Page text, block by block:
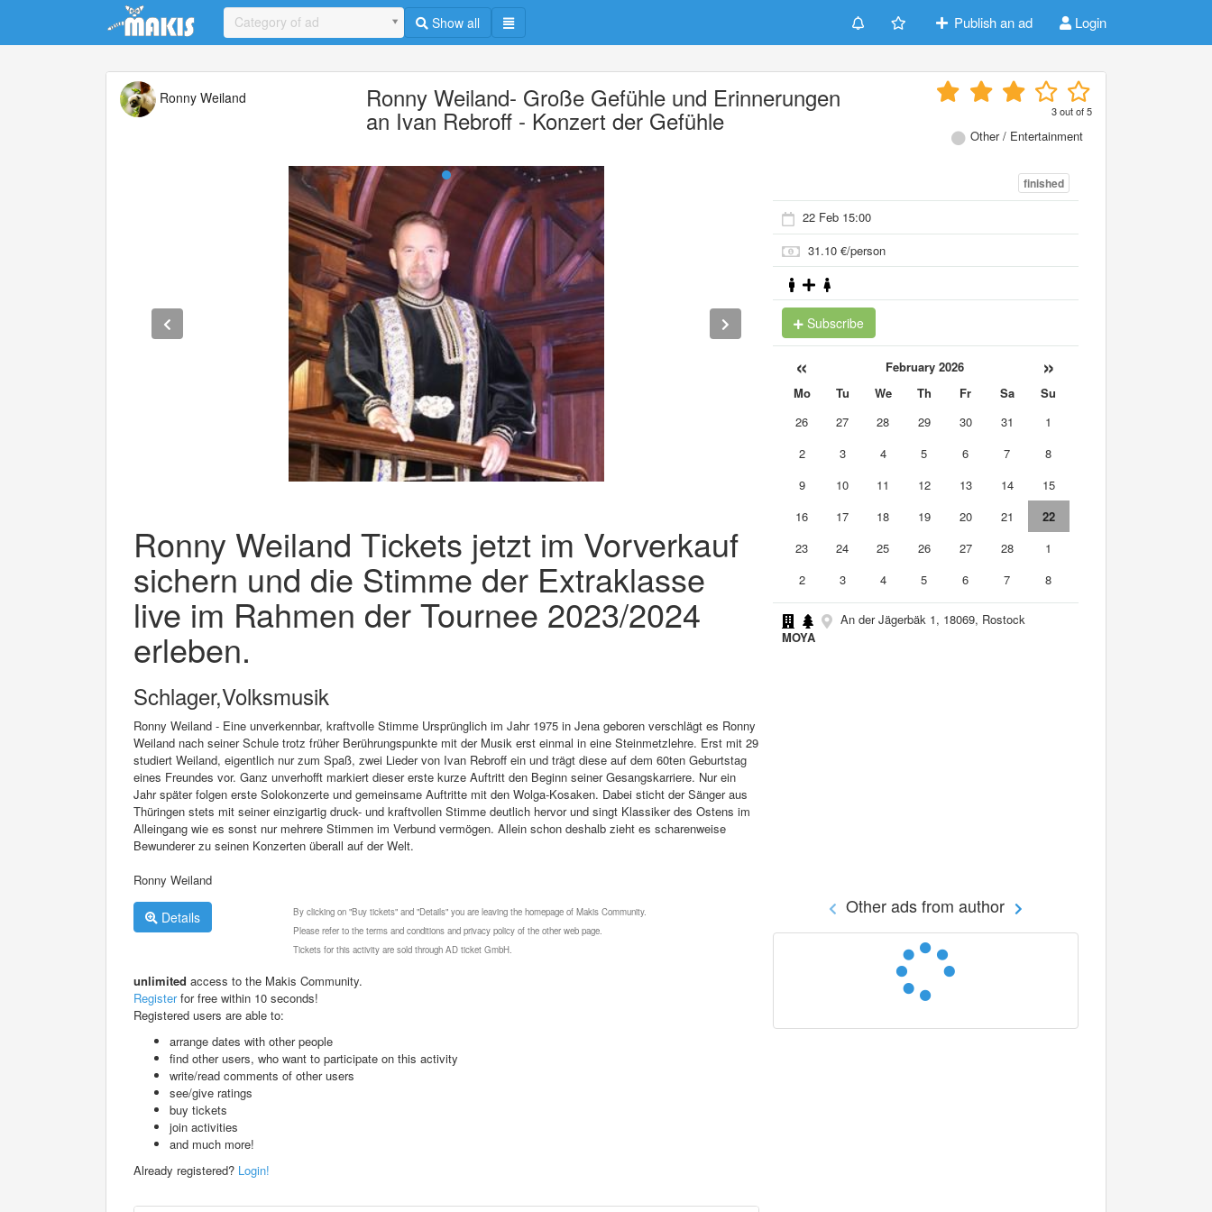
Update cookies preferences
Category of ad Show all Publish an ad Login
Ronny Weiland Ronny Weiland- Große Gefühle und Erinnerungen
an Ivan Rebroff - Konzert der Gefühle 3out of5
Other / Entertainment
Ronny Weiland Tickets jetzt im Vorverkauf
sichern und die Stimme der Extraklasse
live im Rahmen der Tournee 2023/2024
erleben.
Schlager,Volksmusik
Ronny Weiland - Eine unverkennbar, kraftvolle Stimme Ursprünglich im Jahr 1975 in Jena geboren verschlägt es Ronny
Weiland nach seiner Schule trotz früher Berührungspunkte mit der Musik erst einmal in eine Steinmetzlehre. Erst mit 29
studiert Weiland, eigentlich nur zum Spaß, zwei Lieder von Ivan Rebroff ein und trägt diese auf dem 60ten Geburtstag
eines Freundes vor. Ganz unverhofft markiert dieser erste kurze Auftritt den Beginn seiner Gesangskarriere. Nur ein
Jahr später folgen erste Solokonzerte und gemeinsame Auftritte mit den Wolga-Kosaken. Dabei sticht der Sänger aus
Thüringen stets mit seiner einzigartig druck- und kraftvollen Stimme deutlich hervor und singt Klassiker des Ostens im
Alleingang wie es sonst nur mehrere Stimmen im Verbund vermögen. Allein schon deshalb zieht es scharenweise
Bewunderer zu seinen Konzerten überall auf der Welt.
Ronny Weiland
Details
By clicking on "Buy tickets" and "Details" you are leaving the homepage of Makis Community.
Please refer to the terms and conditions and privacy policy of the other web page.
Tickets for this activity are sold through AD ticket GmbH.
unlimited access to the Makis Community.
Registerfor free within 10 seconds!
Registered users are able to:
arrange dates with other people
find other users, who want to participate on this activity
write/read comments of other users
see/give ratings
buy tickets
join activities
and much more!
Already registered? Login!
finished
22 Feb 15:00
31.10 €/person
Subscribe
« February 2026 »
Mo Tu We Th Fr Sa
Su
26
27 28 29 30 31
1
2
3 4 5 6 7
8
9
10 11 12 13 14
15
16
17 18 19 20 21
22
23
24 25 26 27 28
1
2
3 4 5 6 7 8
An der Jägerbäk 1, 18069, Rostock
MOYA
Other ads from author